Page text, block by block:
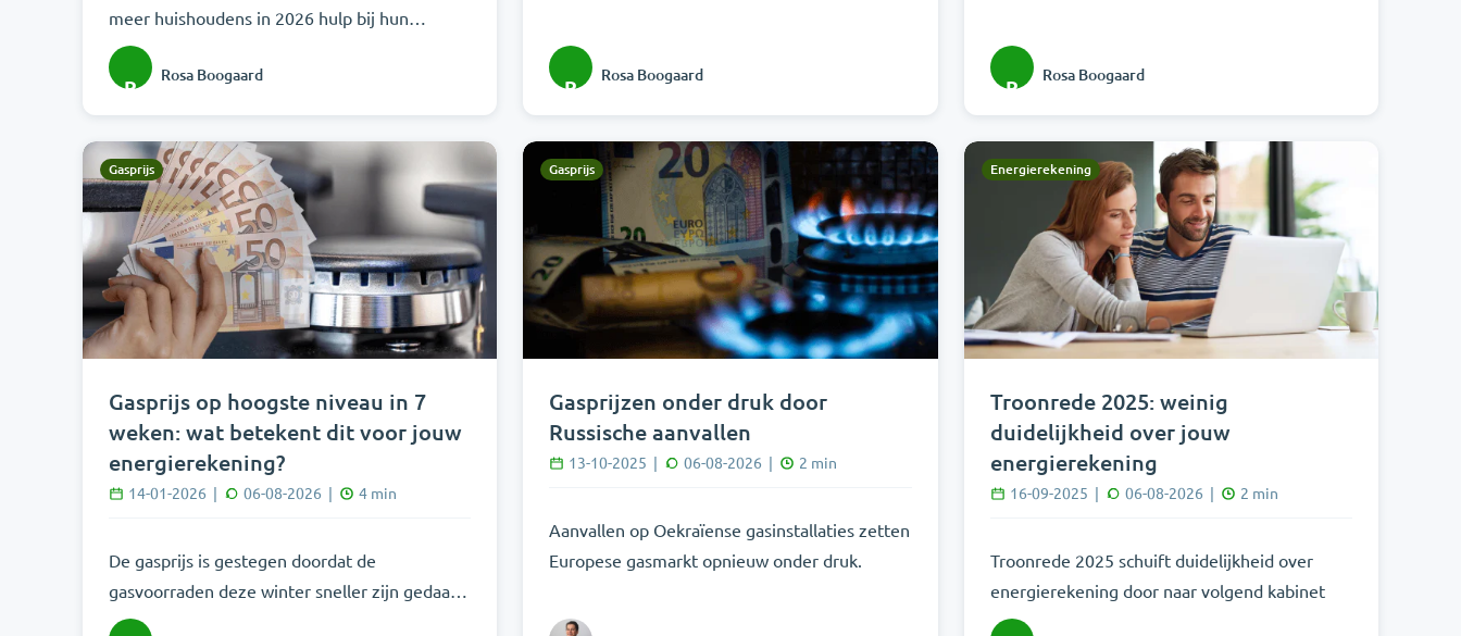
meer huishoudens in 2026 hulp bij hun
energierekening.
R Rosa Boogaard R Rosa Boogaard R Rosa Boogaard
Gasprijs
Gasprijs op hoogste niveau in 7
weken: wat betekent dit voor jouw
energierekening?
14-01-2026 | 06-08-2026 | 4 min
De gasprijs is gestegen doordat de
gasvoorraden deze winter sneller zijn gedaald
dan vorig jaar.
Gasprijs
Gasprijzen onder druk door
Russische aanvallen
13-10-2025 | 06-08-2026 | 2 min
Aanvallen op Oekraïense gasinstallaties zetten
Europese gasmarkt opnieuw onder druk.
Energierekening
Troonrede 2025: weinig
duidelijkheid over jouw
energierekening
16-09-2025 | 06-08-2026 | 2 min
Troonrede 2025 schuift duidelijkheid over
energierekening door naar volgend kabinet